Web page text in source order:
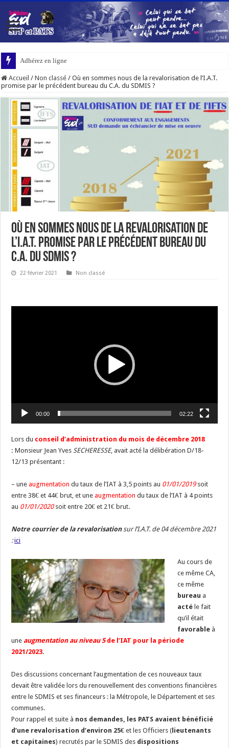
Adhérez en ligne
Accueil / Non classé / Où en sommes nous de la revalorisation de l’I.A.T.
promise par le précédent bureau du C.A. du SDMIS ?
Où en sommes nous de la revalorisation de
l’I.A.T. promise par le précédent bureau du
C.A. du SDMIS ?
22 février 2021 Non classé
00:00 02:22
Lors du conseil d’administration du mois de décembre 2018
: Monsieur Jean Yves SECHERESSE, avait acté la délibération D/18-
12/13 présentant :
– uneaugmentation du taux de l’IAT à 3,5 points au 01/01/2019soit
entre 38€ et 44€ brut, et uneaugmentation du taux de l’IAT à 4 points
au 01/01/2020soit entre 20€ et 21€ brut.
Notre courrier de la revalorisationsur l’I.A.T. de 04 décembre 2021
: ici
Au cours de
ce même CA,
ce même
bureau a
acté le fait
qu’il était
favorable à
une augmentation au niveau 5de l’IAT pour la période
2021/2023.
Des discussions concernant l’augmentation de ces nouveaux taux
devait être validée lors du renouvellement des conventions financières
entre le SDMIS et ses financeurs : la Métropole, le Département et ses
communes.
Pour rappel et suite à nos demandes, les PATS avaient bénéficié
d’une revalorisation d’environ 25€et les Officiers ( lieutenants
et capitaines) recrutés par le SDMIS des dispositions